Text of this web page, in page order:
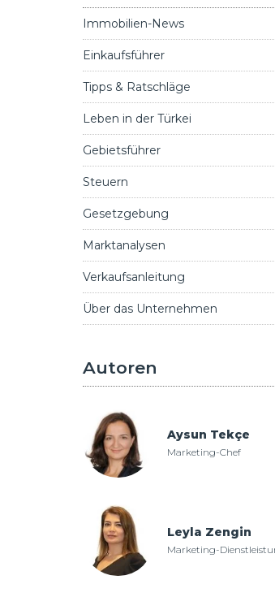
Immobilien-News
Einkaufsführer
Tipps & Ratschläge
Leben in der Türkei
Gebietsführer
Steuern
Gesetzgebung
Marktanalysen
Verkaufsanleitung
Über das Unternehmen
Autoren
Aysun Tekçe
Marketing-Chef
Leyla Zengin
Marketing-